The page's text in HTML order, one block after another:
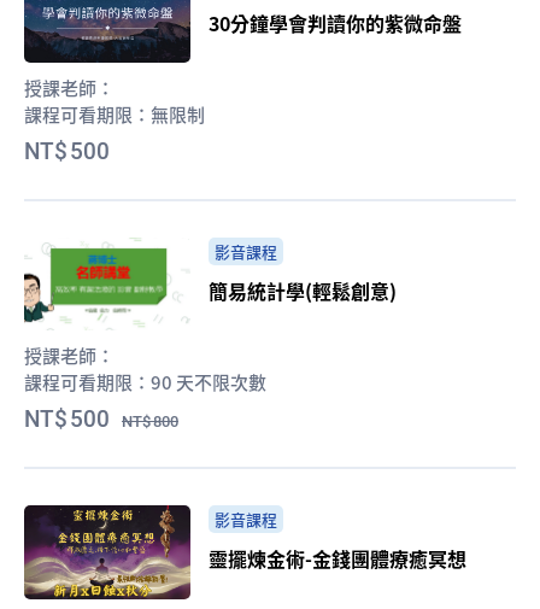
30分鐘學會判讀你的紫微命盤
授課老師：
課程可看期限： 無限制
500
影音課程
簡易統計學(輕鬆創意)
授課老師：
課程可看期限： 90 天不限次數
500 800
影音課程
靈擺煉金術-金錢團體療癒冥想